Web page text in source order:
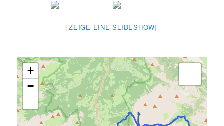
[ZEIGE EINE SLIDESHOW]
+
−